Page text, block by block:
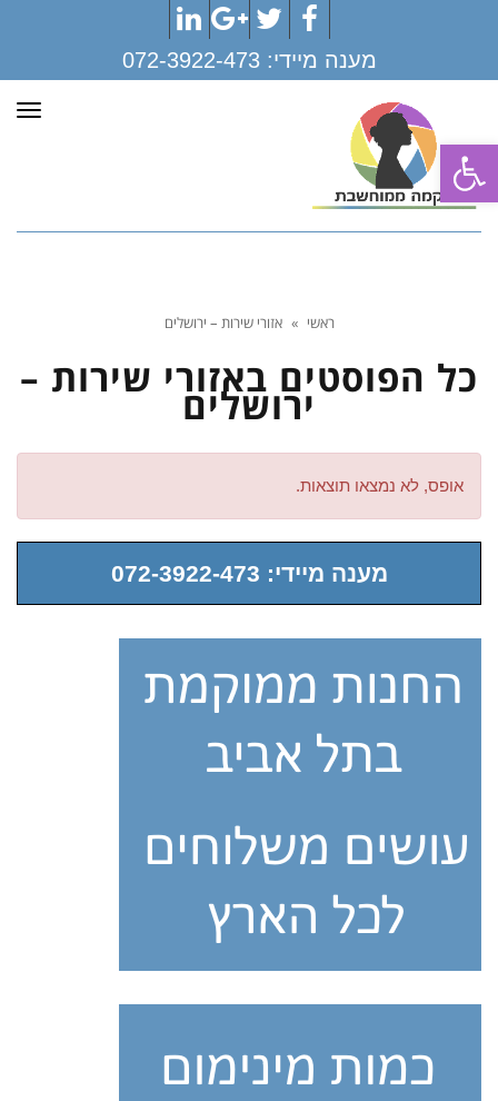
פתח סרגל נגישות
Facebook
Twitter
Google+
LinkedIn
מענה מיידי:072-3922-473
ראשי » אזורי שירות – ירושלים
כל הפוסטים באזורי שירות –
ירושלים
אופס, לא נמצאו תוצאות.
מענה מיידי: 072-3922-473